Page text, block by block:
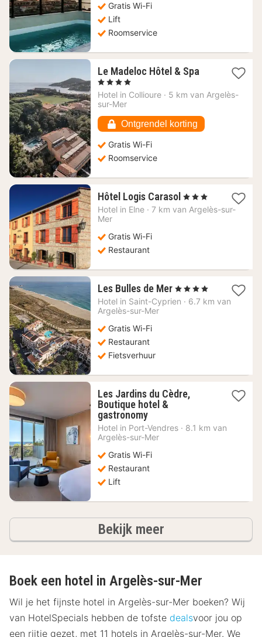
€
Gratis Wi-Fi
Lift
Roomservice
Le Madeloc Hôtel & Spa1
vanaf
259,98
, 4 Sterren
Hotel in Collioure · 5 km van Argelès-
sur-Mer
Ontgrendel korting
Gratis Wi-Fi
Roomservice
Hôtel Logis Carasol 1
nacht
vanaf
, 3 Sterren
Hotel in Elne · 7 km van Argelès-sur-
Mer
Gratis Wi-Fi
Restaurant
Les Bulles de Mer 1
nacht
, 4 Sterren
Hotel in Saint-Cyprien · 6.7 km van
Argelès-sur-Mer
Gratis Wi-Fi
Restaurant
Fietsverhuur
Les Jardins du Cèdre,
Boutique hotel &
gastronomy1
nacht
vanaf
€
Hotel in Port-Vendres · 8.1 km van
Argelès-sur-Mer
Gratis Wi-Fi
Restaurant
Lift
Bekijk meerhotels
Boek een hotel in Argelès-sur-Mer
Wil je het fijnste hotel in Argelès-sur-Mer boeken? Wij
van HotelSpecials hebben de tofste dealsvoor jou op
een rijtje gezet, met 11 hotels in Argelès-sur-Mer. We